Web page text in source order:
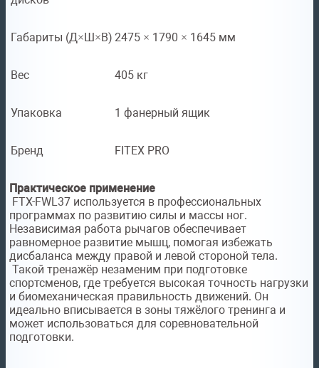
Габариты (Д×Ш×В) 2475 × 1790 × 1645 мм
Вес 405 кг
Упаковка 1 фанерный ящик
Бренд FITEX PRO
Практическое применение
FTX-FWL37 используется в профессиональных
программах по развитию силы и массы ног.
Независимая работа рычагов обеспечивает
равномерное развитие мышц, помогая избежать
дисбаланса между правой и левой стороной тела.
Такой тренажёр незаменим при подготовке
спортсменов, где требуется высокая точность нагрузки
и биомеханическая правильность движений. Он
идеально вписывается в зоны тяжёлого тренинга и
может использоваться для соревновательной
подготовки.